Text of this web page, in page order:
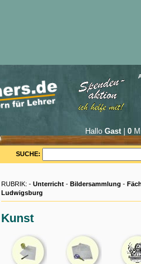
Hallo Gast| 0
SUCHE:
RUBRIK: - Unterricht - Bildersammlung -
Ludwigsburg
Kunst